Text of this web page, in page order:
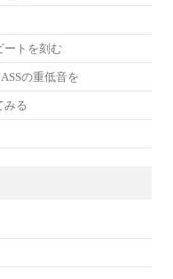
ートを刻む
の重低音を
みる